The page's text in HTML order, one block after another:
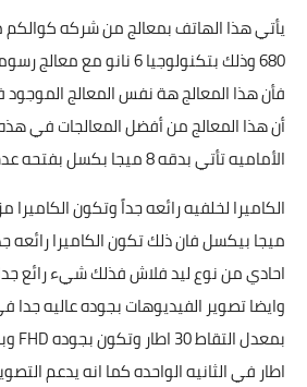
أن هذا المعالج من أفضل المعالجات في هذه
الأماميه تأتي بدقه 8 ميجا بكسل بفتحه عدسه F\2.0 .
ميجا بيكسل فان ذلك تكون الكاميرا رائعه
احادي من نوع ليد فلاش فذلك شيء رائع
وايضا تصوير الفيديوهات بجوده عاليه